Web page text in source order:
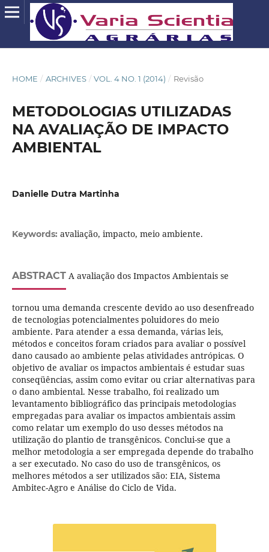
HOME / ARCHIVES / VOL. 4 NO. 1 (2014) / Revisão
METODOLOGIAS UTILIZADAS
NA AVALIAÇÃO DE IMPACTO
AMBIENTAL
Danielle Dutra Martinha
Keywords: avaliação, impacto, meio ambiente.
ABSTRACTA avaliação dos Impactos Ambientais se
tornou uma demanda crescente devido ao uso desenfreado
de tecnologias potencialmentes poluidores do meio
ambiente. Para atender a essa demanda, várias leis,
métodos e conceitos foram criados para avaliar o possível
dano causado ao ambiente pelas atividades antrópicas. O
objetivo de avaliar os impactos ambientais é estudar suas
conseqüências, assim como evitar ou criar alternativas para
o dano ambiental. Nesse trabalho, foi realizado um
levantamento bibliográfico das principais metodologias
empregadas para avaliar os impactos ambientais assim
como relatar um exemplo do uso desses métodos na
utilização do plantio de transgênicos. Conclui-se que a
melhor metodologia a ser empregada depende do trabalho
a ser executado. No caso do uso de transgênicos, os
melhores métodos a ser utilizados são: EIA, Sistema
Ambitec-Agro e Análise do Ciclo de Vida.